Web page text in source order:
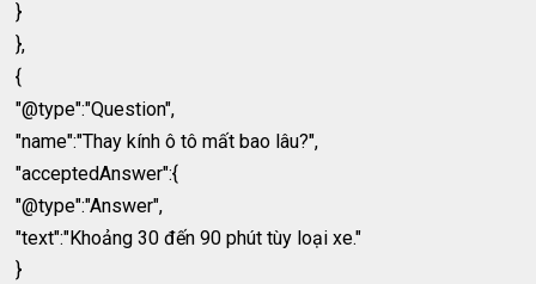
}
},
{
"@type":"Question",
"name":"Thay kính ô tô mất bao lâu?",
"acceptedAnswer":{
"@type":"Answer",
"text":"Khoảng 30 đến 90 phút tùy loại xe."
}